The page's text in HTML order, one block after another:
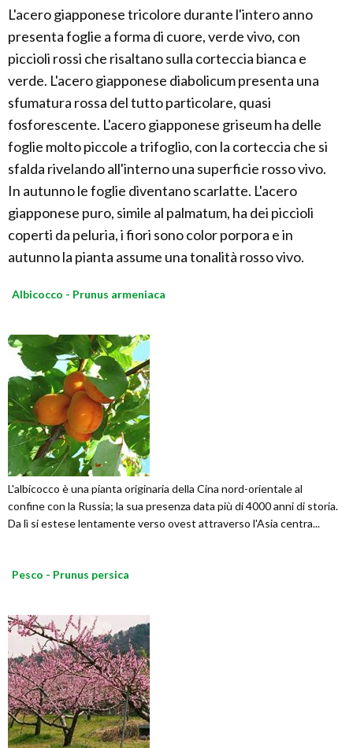
L'acero giapponese tricolore durante l'intero anno
presenta foglie a forma di cuore, verde vivo, con
piccioli rossi che risaltano sulla corteccia bianca e
verde. L'acero giapponese diabolicum presenta una
sfumatura rossa del tutto particolare, quasi
fosforescente. L'acero giapponese griseum ha delle
foglie molto piccole a trifoglio, con la corteccia che si
sfalda rivelando all'interno una superficie rosso vivo.
In autunno le foglie diventano scarlatte. L'acero
giapponese puro, simile al palmatum, ha dei piccioli
coperti da peluria, i fiori sono color porpora e in
autunno la pianta assume una tonalità rosso vivo.
Albicocco - Prunus armeniaca
L'albicocco è una pianta originaria della Cina nord-orientale al
confine con la Russia; la sua presenza data più di 4000 anni di storia.
Da lì si estese lentamente verso ovest attraverso l'Asia centra...
Pesco - Prunus persica